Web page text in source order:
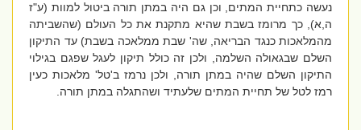
נעשה כתחיית המתים, וכן גם היה במתן תורה ביטול למוות (ע"ז
ה,א), כך מרומז בשבת שהיא מתקנת את כל העולם (שהשביתה
מהמלאכות כנגד הבריאה, שה' שבת ממלאכה בשבת) עד התיקון
השלם שבגאולה השלמה, ולכן זה כולל תיקון לעגל שפגם בגילוי
התיקון השלם שהיה במתן תורה, ולכן נרמז ב'טל' מלאכות כעין
רמז לטל של תחיית המתים שלעתיד ושהתגלה במתן תורה.